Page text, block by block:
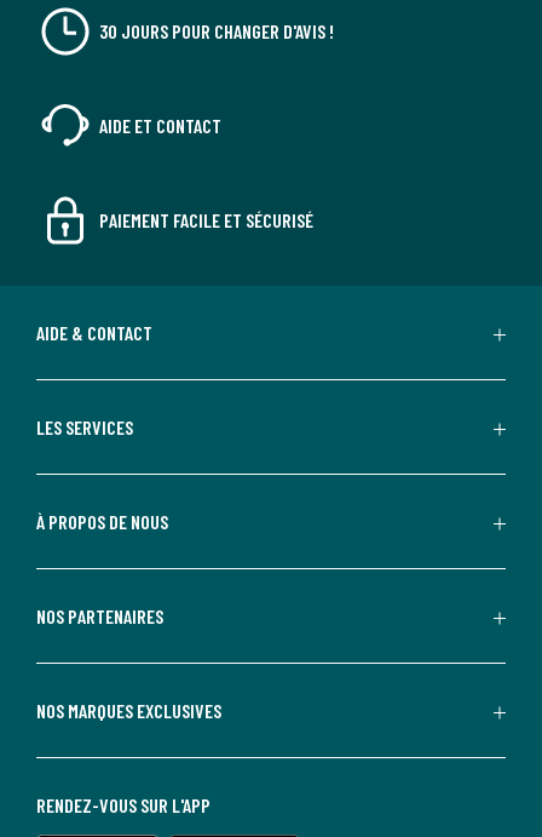
30 JOURS POUR CHANGER D'AVIS !
AIDE ET CONTACT
PAIEMENT FACILE ET SÉCURISÉ
AIDE & CONTACT
LES SERVICES
À PROPOS DE NOUS
NOS PARTENAIRES
NOS MARQUES EXCLUSIVES
RENDEZ-VOUS SUR L'APP